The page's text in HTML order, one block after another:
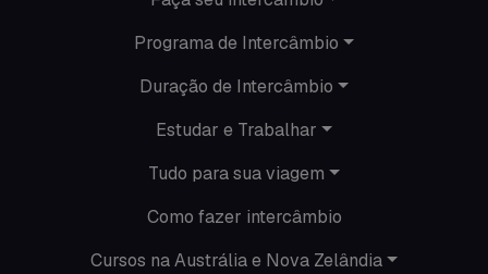
Minhas histórias na Austrália
Nova Zelândia
O que acontece na AC
Passeios
Programa de Intercâmbio
Duração de Intercâmbio
Estudar e Trabalhar
Tudo para sua viagem
Como fazer intercâmbio
Cursos na Austrália e Nova Zelândia